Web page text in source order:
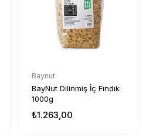
Baynut
BayNut Dilinmiş İç Fındık
1000g
₺1.263,00